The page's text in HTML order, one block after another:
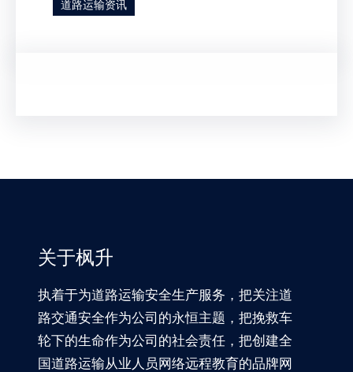
道路运输资讯
关于枫升
执着于为道路运输安全生产服务，把关注道
路交通安全作为公司的永恒主题，把挽救车
轮下的生命作为公司的社会责任，把创建全
国道路运输从业人员网络远程教育的品牌网